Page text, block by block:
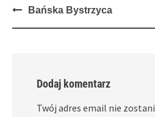
PostBańska Bystrzyca
Dodaj komentarz
Twój adres email nie